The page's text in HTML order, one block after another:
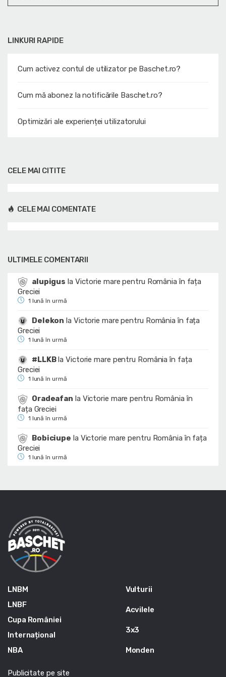
LINKURI RAPIDE
Cum activez contul de utilizator pe Baschet.ro?
Cum mă abonez la notificările Baschet.ro?
Optimizări ale experienței utilizatorului
CELE MAI CITITE
CELE MAI COMENTATE
ULTIMELE COMENTARII
alupigus la Victorie mare pentru România în fața
Greciei
1 lună în urmă
Delekon la Victorie mare pentru România în fața
Greciei
1 lună în urmă
#LLKBlaVictorie mare pentru România în fața
Greciei
1 lună în urmă
Oradeafan la Victorie mare pentru România în
fața Greciei
1 lună în urmă
Bobiciupe la Victorie mare pentru România în fața
Greciei
1 lună în urmă
LNBM
LNBF
Cupa României
Internațional
NBA
Vulturii
Acvilele
3x3
Monden
Publicitate pe site